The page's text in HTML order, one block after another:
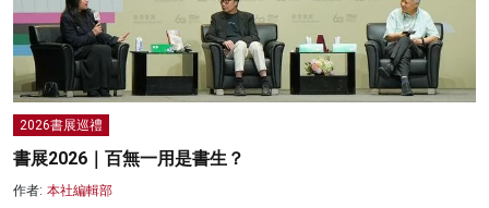
2026書展巡禮
書展2026｜百無一用是書生？
作者: 本社編輯部